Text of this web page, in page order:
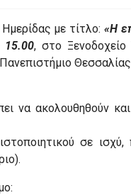
με τίτλο: «Η
15.00, στο
να ακολουθηθούν
σε